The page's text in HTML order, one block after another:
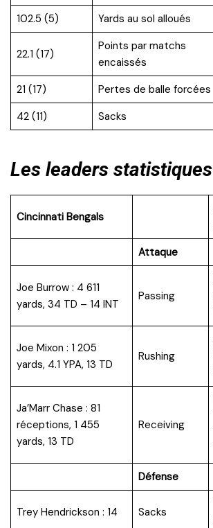
102.5 (5)
Yards au sol alloués
22.1 (17)
Points par matchs
encaissés
21 (17) Pertes de balle forcées
42 (11)
Sacks
Les leaders statistiques
Cincinnati Bengals
Attaque
Joe Burrow : 4 611
yards, 34 TD – 14 INT
Passing
Joe Mixon : 1 205
yards, 4.1 YPA, 13 TD
Rushing
Ja’Marr Chase : 81
réceptions, 1 455
yards, 13 TD
Receiving
Défense
Trey Hendrickson : 14 Sacks